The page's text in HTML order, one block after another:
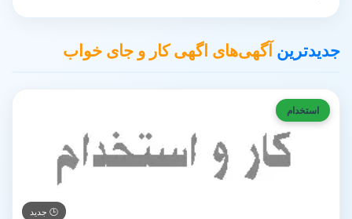
جدیدترین آگهی‌های اگهی کار و جای خواب
استخدام
🕒 جدید